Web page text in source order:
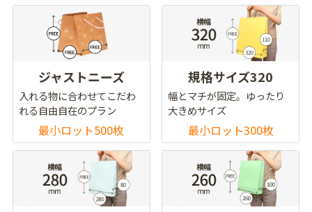
ジャストニーズ
入れる物に合わせてこだわ
れる自由自在のプラン
最小ロット500枚
規格サイズ320
幅とマチが固定。ゆったり
大きめサイズ
最小ロット300枚